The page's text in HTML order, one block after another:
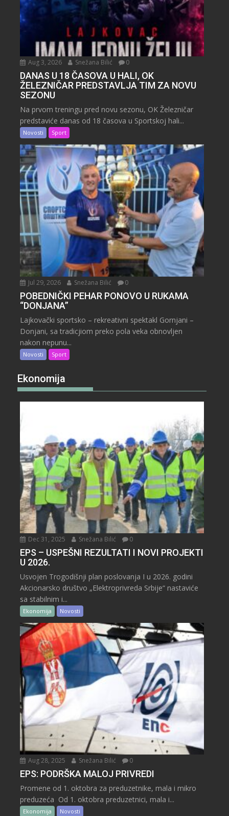
Aug 3, 2026 Snežana Bilić 0
DANAS U 18 ČASOVA U HALI, OK
ŽELEZNIČAR PREDSTAVLJA TIM ZA NOVU
SEZONU
Na prvom treningu pred novu sezonu, OK Železničar
predstaviće danas od 18 časova u Sportskoj hali...
Novosti Sport
Jul 29, 2026 Snežana Bilić 0
POBEDNIČKI PEHAR PONOVO U RUKAMA
“DONJANA”
Lajkovački sportsko – rekreativni spektakl Gornjani –
Donjani, sa tradicjiom preko pola veka obnovljen
nakon nepunu...
Novosti Sport
Ekonomija
Dec 31, 2025 Snežana Bilić 0
EPS – USPEŠNI REZULTATI I NOVI PROJEKTI
U 2026.
Usvojen Trogodišnji plan poslovanja I u 2026. godini
Akcionarsko društvo „Elektroprivreda Srbije“ nastaviće
sa stabilnim i...
Ekonomija Novosti
Aug 28, 2025 Snežana Bilić 0
EPS: PODRŠKA MALOJ PRIVREDI
Promene od 1. oktobra za preduzetnike, mala i mikro
preduzeća Od 1. oktobra preduzetnici, mala i...
Ekonomija Novosti